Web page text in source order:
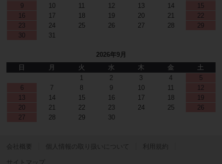
9
10 11 12 13 14
15
16
17 18 19 20 21
22
23
24 25 26 27 28
29
30
31
2026年9月
日
月 火 水 木 金
土
1
2 3 4
5
6
7 8 9 10 11
12
13
14 15 16 17 18
19
20
21 22 23 24 25
26
27
28 29 30
会社概要 個人情報の取り扱いについて 利用規約
サイトマップ